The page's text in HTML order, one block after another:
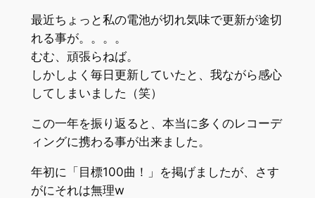
最近ちょっと私の電池が切れ気味で更新が途切
れる事が。。。。
むむ、頑張らねば。
しかしよく毎日更新していたと、我ながら感心
してしまいました（笑）
この一年を振り返ると、本当に多くのレコーデ
ィングに携わる事が出来ました。
年初に「目標100曲！」を掲げましたが、さす
がにそれは無理w